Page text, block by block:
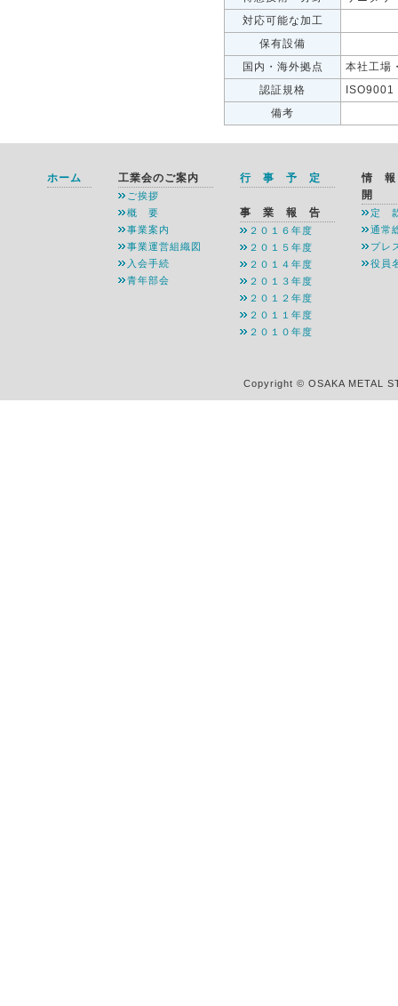
対応可能な加工
保有設備
国内・海外拠点
本社工場
認証規格
備考
ホーム 工業会のご案内
ご挨拶
概 要
事業案内
事業運営組織図
入会手続
青年部会
行 事 予 定
事 業 報 告
２０１６年度
２０１５年度
２０１４年度
２０１３年度
２０１２年度
２０１１年度
２０１０年度
情
開
定
通常
プレ
役員
Copyright © OSAKA METAL